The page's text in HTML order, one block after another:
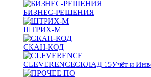
БИЗНЕС-РЕШЕНИЯ
ШТРИХ-М
СКАН-КОД
CLEVERENCEСКЛАД 15Учёт и